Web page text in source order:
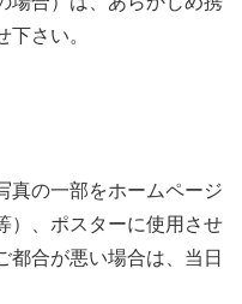
さい。
真の一部をホームページ
）、ポスターに使用させ
都合が悪い場合は、当日